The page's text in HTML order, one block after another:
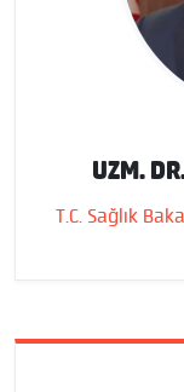
UZM.
T.C. Sağlık